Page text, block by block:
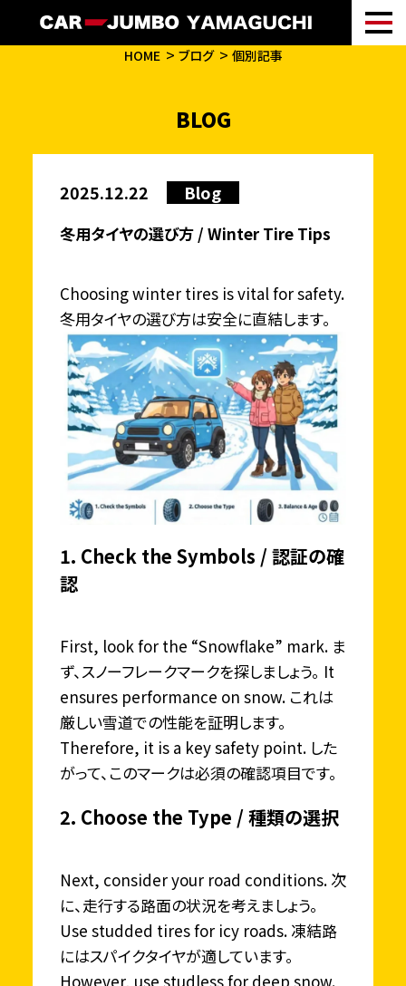
HOME ブログ 個別記事
BLOG
2025.12.22 Blog
冬用タイヤの選び方 / Winter Tire Tips
Choosing winter tires is vital for safety.
冬用タイヤの選び方は安全に直結します。
1. Check the Symbols / 認証の確
認
First, look for the “Snowflake” mark. ま
ず、スノーフレークマークを探しましょう。 It
ensures performance on snow. これは
厳しい雪道での性能を証明します。
Therefore, it is a key safety point. した
がって、このマークは必須の確認項目です。
2. Choose the Type / 種類の選択
Next, consider your road conditions. 次
に、走行する路面の状況を考えましょう。
Use studded tires for icy roads. 凍結路
にはスパイクタイヤが適しています。
However, use studless for deep snow.